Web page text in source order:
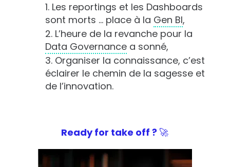
Les reportings et les Dashboards
sont morts … place à la Gen BI,
L’heure de la revanche pour la
Data Governancea sonné,
Organiser la connaissance, c’est
éclairer le chemin de la sagesse et
de l’innovation.
Ready for take off ? 🚀